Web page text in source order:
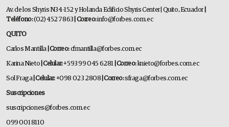
Av. de los Shyris N34-152 y Holanda Edificio Shyris Center | Quito, Ecuador
Teléfono:(02) 452 7863 | Correo:info@forbes.com.ec
QUITO
Carlos Mantilla | Correo:cfmantilla@forbes.com.ec
Karina Nieto | Celular:+593 99 045 6281 | Correo:knieto@forbes.com.ec
Sol Fraga| Celular:+098 023 2808 | Correo:sfraga@forbes.com.ec
Suscripciones
suscripciones@forbes.com.ec
099 001 8110